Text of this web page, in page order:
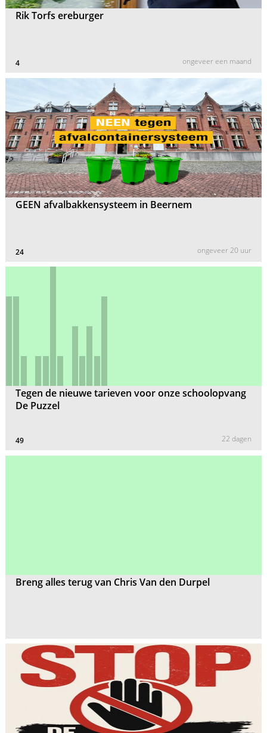
Rik Torfs ereburger
4 ongeveer een maand
GEEN afvalbakkensysteem in Beernem
24 ongeveer 20 uur
Tegen de nieuwe tarieven voor onze schoolopvang
De Puzzel
49 22 dagen
Breng alles terug van Chris Van den Durpel